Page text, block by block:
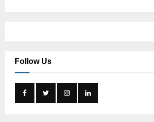
Follow Us